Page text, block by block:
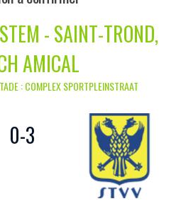
- SAINT-TROND,
AMICAL
: COMPLEX SPORTPLEINSTRAAT
0-3